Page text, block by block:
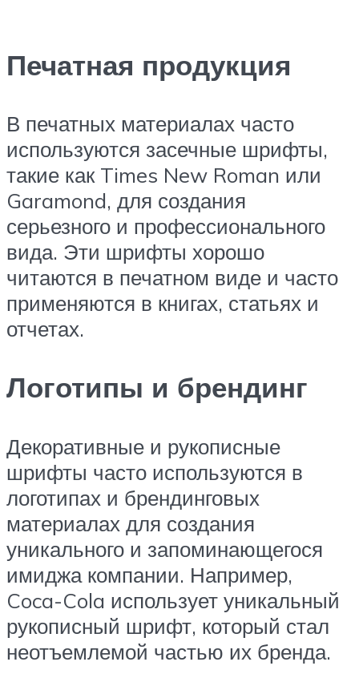
Печатная продукция
В печатных материалах часто
используются засечные шрифты,
такие как Times New Roman или
Garamond, для создания
серьезного и профессионального
вида. Эти шрифты хорошо
читаются в печатном виде и часто
применяются в книгах, статьях и
отчетах.
Логотипы и брендинг
Декоративные и рукописные
шрифты часто используются в
логотипах и брендинговых
материалах для создания
уникального и запоминающегося
имиджа компании. Например,
Coca-Cola использует уникальный
рукописный шрифт, который стал
неотъемлемой частью их бренда.